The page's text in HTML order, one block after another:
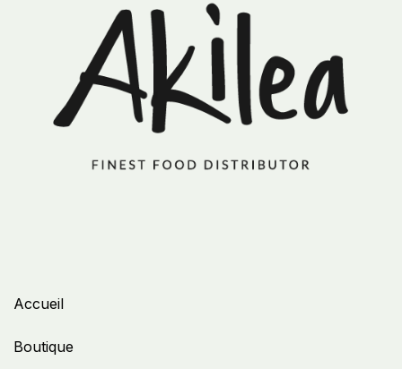
Accueil
Boutique